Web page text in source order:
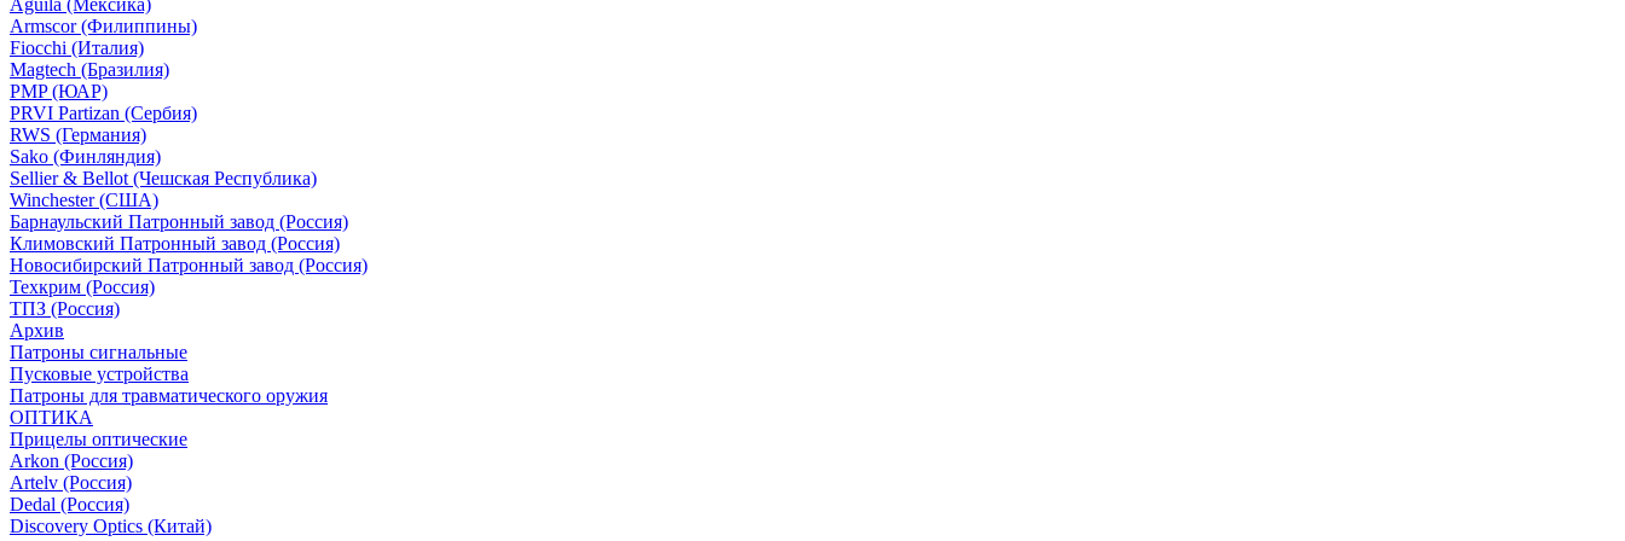
Aguila (Мексика)
Armscor (Филиппины)
Fiocchi (Италия)
Magtech (Бразилия)
PMP (ЮАР)
PRVI Partizan (Сербия)
RWS (Германия)
Sako (Финляндия)
Sellier & Bellot (Чешская Республика)
Winchester (США)
Барнаульский Патронный завод (Россия)
Климовский Патронный завод (Россия)
Новосибирский Патронный завод (Россия)
Техкрим (Россия)
ТПЗ (Россия)
Архив
Патроны сигнальные
Пусковые устройства
Патроны для травматического оружия
ОПТИКА
Прицелы оптические
Arkon (Россия)
Artelv (Россия)
Dedal (Россия)
Discovery Optics (Китай)